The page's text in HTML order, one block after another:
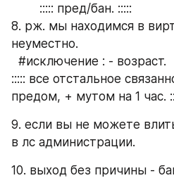
::::: пред/бан. :::::
8. рж. мы находимся в
неуместно.
#исключение : - возраст.
::::: все отстальное
предом, + мутом на 1 час.
9. если вы не можете
в лс администрации.
10. выход без причины -